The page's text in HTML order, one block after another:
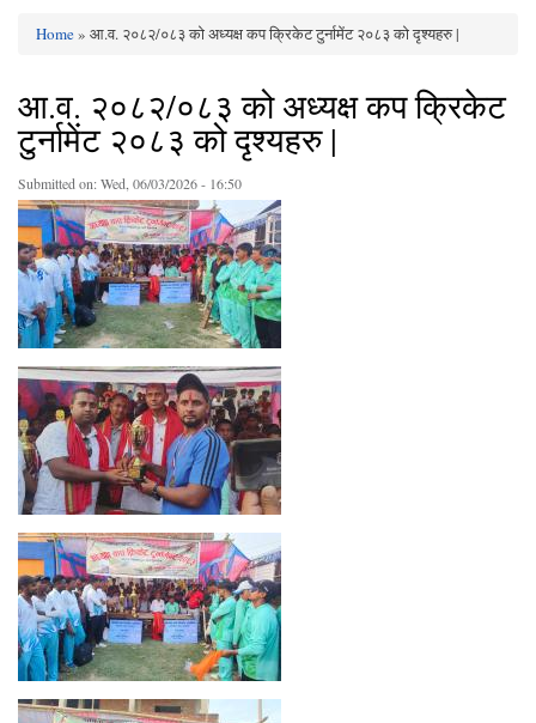
Home» आ.व. २०८२/०८३ को अध्यक्ष कप क्रिकेट टुर्नामेंट २०८३ को दृश्यहरु |
आ.व. २०८२/०८३ को अध्यक्ष कप क्रिकेट
टुर्नामेंट २०८३ को दृश्यहरु |
Submitted on:Wed, 06/03/2026 - 16:50